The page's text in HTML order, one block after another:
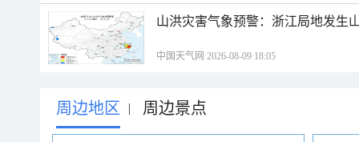
山洪灾害气象预警：浙江局地发生
中国天气网 2026-08-09 18:05
周边地区 | 周边景点